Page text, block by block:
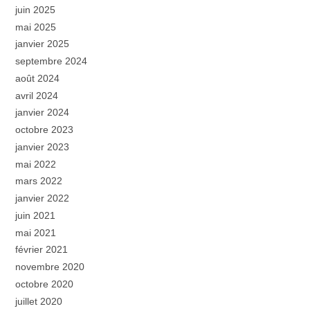
juin 2025
mai 2025
janvier 2025
septembre 2024
août 2024
avril 2024
janvier 2024
octobre 2023
janvier 2023
mai 2022
mars 2022
janvier 2022
juin 2021
mai 2021
février 2021
novembre 2020
octobre 2020
juillet 2020